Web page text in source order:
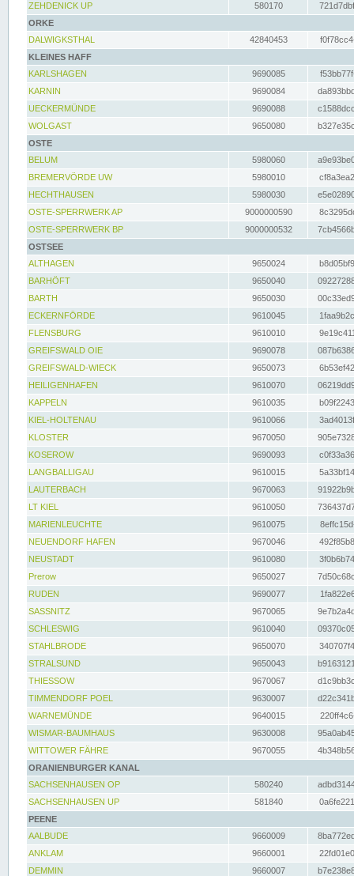
ZEHDENICK UP
580170
ORKE
DALWIGKSTHAL
42840453
KLEINES HAFF
KARLSHAGEN
9690085
KARNIN
9690084
UECKERMÜNDE
9690088
WOLGAST
9650080
OSTE
BELUM
5980060
BREMERVÖRDE UW
5980010
HECHTHAUSEN
5980030
OSTE-SPERRWERK AP
9000000590
OSTE-SPERRWERK BP
9000000532
OSTSEE
ALTHAGEN
9650024
BARHÖFT
9650040
BARTH
9650030
ECKERNFÖRDE
9610045
FLENSBURG
9610010
GREIFSWALD OIE
9690078
GREIFSWALD-WIECK
9650073
HEILIGENHAFEN
9610070
KAPPELN
9610035
KIEL-HOLTENAU
9610066
KLOSTER
9670050
KOSEROW
9690093
LANGBALLIGAU
9610015
LAUTERBACH
9670063
LT KIEL
9610050
MARIENLEUCHTE
9610075
NEUENDORF HAFEN
9670046
NEUSTADT
9610080
Prerow
9650027
RUDEN
9690077
SASSNITZ
9670065
SCHLESWIG
9610040
STAHLBRODE
9650070
STRALSUND
9650043
THIESSOW
9670067
TIMMENDORF POEL
9630007
WARNEMÜNDE
9640015
WISMAR-BAUMHAUS
9630008
WITTOWER FÄHRE
9670055
ORANIENBURGER KANAL
SACHSENHAUSEN OP
580240
SACHSENHAUSEN UP
581840
PEENE
AALBUDE
9660009
ANKLAM
9660001
DEMMIN
9660007